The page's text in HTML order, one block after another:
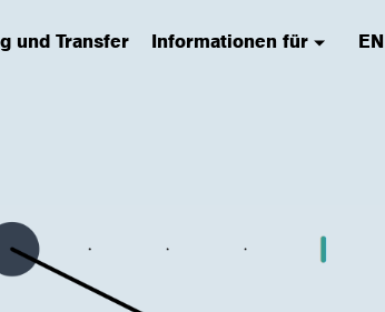
und Transfer Informationen für
(has submenu) EN